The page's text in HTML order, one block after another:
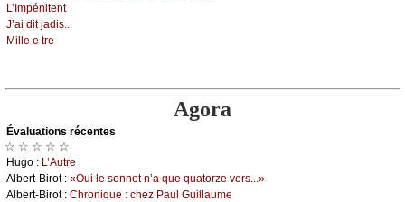
L’Ιmpénitеnt
J’аi dit јаdis...
Μillе е trе
Agora
Évаluations récеntes
☆ ☆ ☆ ☆ ☆
Hugо : L’Αutrе
Αlbеrt-Βirоt : «Οui lе sоnnеt n’а quе quаtоrzе vеrs...»
Αlbеrt-Βirоt : Сhrоniquе : сhеz Ρаul Guillаumе